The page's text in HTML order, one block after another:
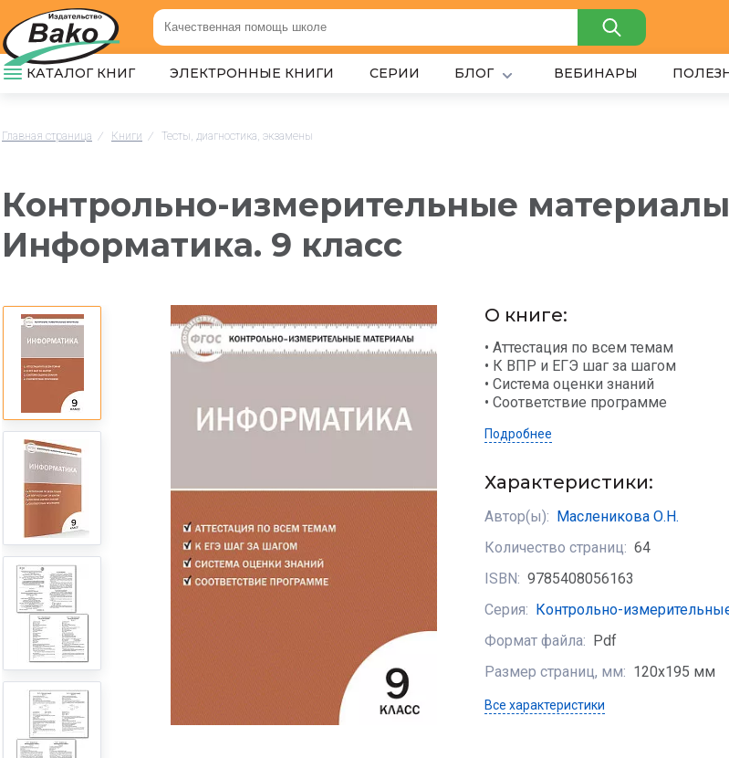
КАТАЛОГ КНИГ ЭЛЕКТРОННЫЕ КНИГИ СЕРИИ БЛОГ ВЕБИНАРЫ
Главная страница / Книги / Тесты, диагностика, экзамены
Контрольно-измерительные
Информатика. 9 класс
О книге:
• Аттестация по всем темам
• К ВПР и ЕГЭ шаг за шагом
• Система оценки знаний
• Соответствие программе
Подробнее
Характеристики:
Автор(ы):
Масленикова О.Н.
Количество страниц: 64
ISBN: 9785408056163
Серия:
Контрольно-
Формат файла:
Pdf
Размер страниц, мм: 120х195 мм
Все характеристики